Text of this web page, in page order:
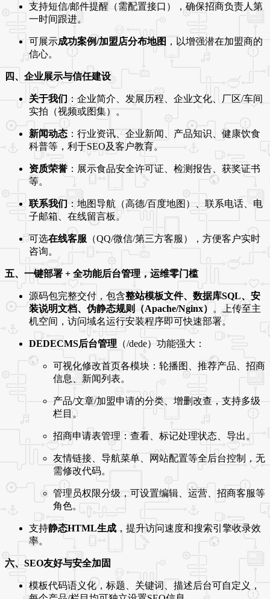
支持短信/邮件提醒（需配置接口），确保招商负责人第
一时间跟进。
可展示成功案例/加盟店分布地图 ，以增强潜在加盟商的
信心。
四、企业展示与信任建设
关于我们：企业简介、发展历程、企业文化、厂区/车间
实拍（视频或图集）。
新闻动态 ：行业资讯、企业新闻、产品知识、健康饮食
科普等，利于SEO及客户教育。
资质荣誉 ：展示食品安全许可证、检测报告、获奖证书
等。
联系我们：地图导航（高德/百度地图）、联系电话、电
子邮箱、在线留言板。
可选在线客服 （QQ/微信/第三方客服），方便客户实时
咨询。
五、一键部署 + 全功能后台管理，运维零门槛
源码包完整交付，包含整站模板文件、数据库SQL、安
装说明文档、伪静态规则（Apache/Nginx） 。上传至主
机空间，访问域名运行安装程序即可快速部署。
DEDECMS后台管理 （/dede）功能强大：
可视化修改首页各模块：轮播图、推荐产品、招商
信息、新闻列表。
产品/文章/加盟申请的分类、增删改查，支持多级
栏目。
招商申请表管理：查看、标记处理状态、导出。
友情链接、导航菜单、网站配置等全后台控制，无
需修改代码。
管理员权限分级，可设置编辑、运营、招商客服等
角色。
支持静态HTML生成，提升访问速度和搜索引擎收录效
率。
六、SEO友好与安全加固
模板代码语义化，标题、关键词、描述后台可自定义，